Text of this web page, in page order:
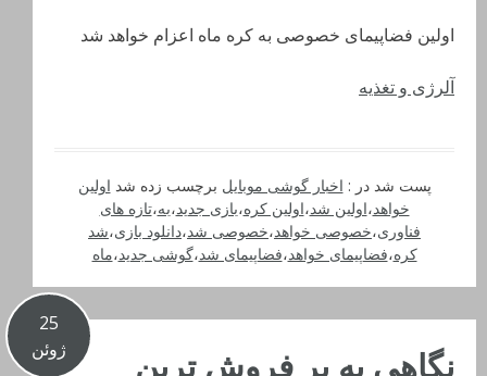
اولین فضاپیمای خصوصی به کره ماه اعزام خواهد شد
آلرژی و تغذیه
پست شد در : اخبار گوشی موبایل برچسب زده شد اولین
خواهد،اولین شد،اولین کره،بازی جدید،به،تازه های
فناوری،خصوصی خواهد،خصوصی شد،دانلود بازی،شد
کره،فضاپیمای خواهد،فضاپیمای شد،گوشی جدید،ماه
25
ژوئن
نگاهی به پر فروش ترین